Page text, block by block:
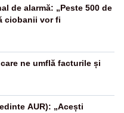
de alarmă: „Peste 500 de
ciobanii vor fi
ne umflă facturile și
AUR): „Acești